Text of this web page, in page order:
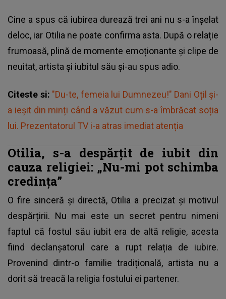
Cine a spus că iubirea durează trei ani nu s-a înșelat
deloc, iar Otilia ne poate confirma asta. După o relație
frumoasă, plină de momente emoționante și clipe de
neuitat, artista și iubitul său și-au spus adio.
Citeste si: "Du-te, femeia lui Dumnezeu!" Dani Oțil și-
a ieșit din minți când a văzut cum s-a îmbrăcat soția
lui. Prezentatorul TV i-a atras imediat atenția
Otilia, s-a despărțit de iubit din
cauza religiei: „Nu-mi pot schimba
credința”
O fire sinceră și directă, Otilia a precizat și motivul
despărțirii. Nu mai este un secret pentru nimeni
faptul că fostul său iubit era de altă religie, acesta
fiind declanșatorul care a rupt relația de iubire.
Provenind dintr-o familie tradițională, artista nu a
dorit să treacă la religia fostului ei partener.